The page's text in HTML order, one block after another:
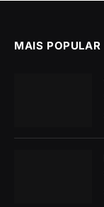
MAIS POPULAR